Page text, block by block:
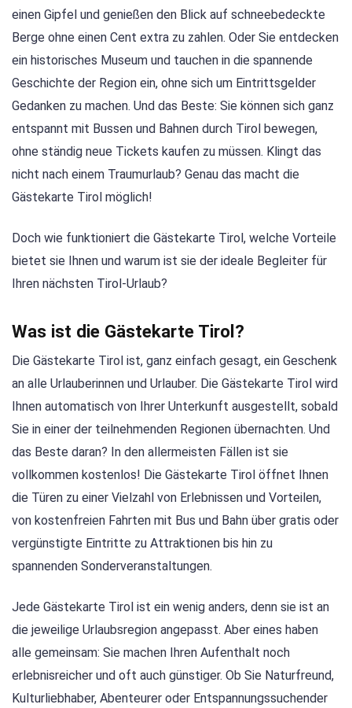
einen Gipfel und genießen den Blick auf schneebedeckte
Berge ohne einen Cent extra zu zahlen. Oder Sie entdecken
ein historisches Museum und tauchen in die spannende
Geschichte der Region ein, ohne sich um Eintrittsgelder
Gedanken zu machen. Und das Beste: Sie können sich ganz
entspannt mit Bussen und Bahnen durch Tirol bewegen,
ohne ständig neue Tickets kaufen zu müssen. Klingt das
nicht nach einem Traumurlaub? Genau das macht die
Gästekarte Tirol möglich!
Doch wie funktioniert die Gästekarte Tirol, welche Vorteile
bietet sie Ihnen und warum ist sie der ideale Begleiter für
Ihren nächsten Tirol-Urlaub?
Was ist die Gästekarte Tirol?
Die Gästekarte Tirol ist, ganz einfach gesagt, ein Geschenk
an alle Urlauberinnen und Urlauber. Die Gästekarte Tirol wird
Ihnen automatisch von Ihrer Unterkunft ausgestellt, sobald
Sie in einer der teilnehmenden Regionen übernachten. Und
das Beste daran? In den allermeisten Fällen ist sie
vollkommen kostenlos! Die Gästekarte Tirol öffnet Ihnen
die Türen zu einer Vielzahl von Erlebnissen und Vorteilen,
von kostenfreien Fahrten mit Bus und Bahn über gratis oder
vergünstigte Eintritte zu Attraktionen bis hin zu
spannenden Sonderveranstaltungen.
Jede Gästekarte Tirol ist ein wenig anders, denn sie ist an
die jeweilige Urlaubsregion angepasst. Aber eines haben
alle gemeinsam: Sie machen Ihren Aufenthalt noch
erlebnisreicher und oft auch günstiger. Ob Sie Naturfreund,
Kulturliebhaber, Abenteurer oder Entspannungssuchender